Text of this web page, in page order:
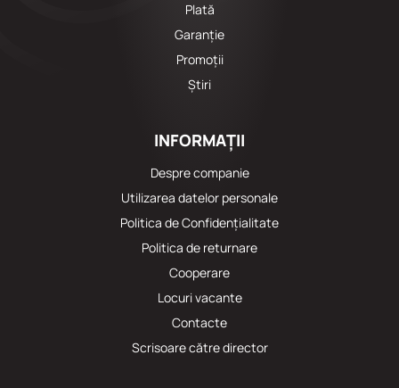
Plată
Garanție
Promoții
Știri
INFORMAȚII
Despre companie
Utilizarea datelor personale
Politica de Confidențialitate
Politica de returnare
Cooperare
Locuri vacante
Сontacte
Scrisoare către director